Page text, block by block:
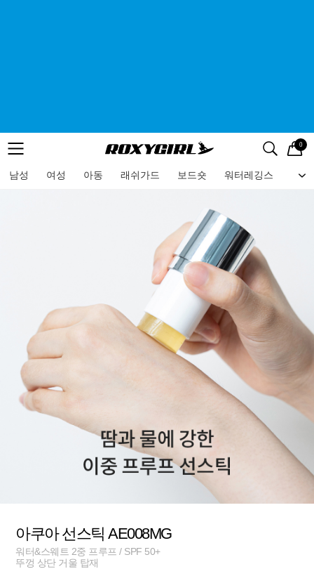
메뉴 검색
로고 0
남성 여성 아동 래쉬가드 보드숏 워터레깅스 비
메뉴
아쿠아 선스틱 AE008MG
워터&스웨트 2중 프루프 / SPF 50+
뚜껑 상단 거울 탑재